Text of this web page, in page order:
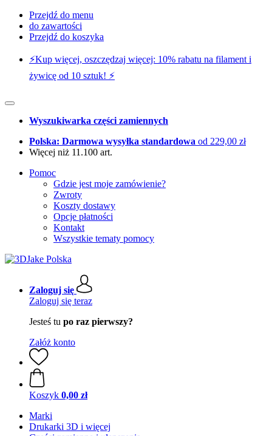
Przejdź do menu
do zawartości
Przejdź do koszyka
⚡️Kup więcej, oszczędzaj więcej: 10% rabatu na filament i
żywicę od 10 sztuk! ⚡️
Wyszukiwarka części zamiennych
Polska: Darmowa wysyłka standardowa od 229,00 zł
Więcej niż 11.100 art.
Pomoc
Gdzie jest moje zamówienie?
Zwroty
Koszty dostawy
Opcje płatności
Kontakt
Wszystkie tematy pomocy
Zaloguj się
Zaloguj się teraz
Jesteś tu po raz pierwszy?
Załóż konto
Koszyk 0,00 zł
Marki
Drukarki 3D i więcej